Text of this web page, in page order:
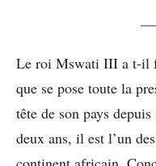
Le roi Mswati III a t-il
que se pose toute la
tête de son pays
deux ans, il est l’un